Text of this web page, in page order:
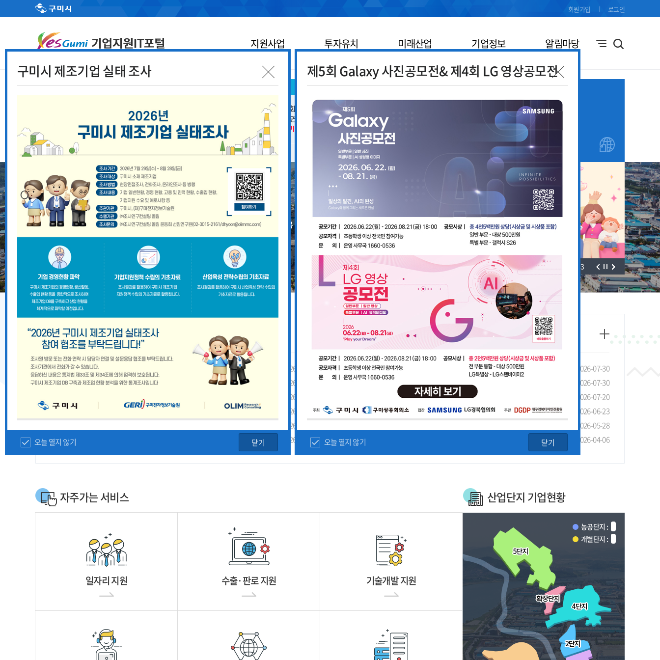
지원사업 투자유치 미래산업 기업정보 알림마당
회원가입 로그인
제5회 Galaxy 사진공모전& 제4회 LG 영상공모전
오늘 열지 않기 닫기
구미시 제조기업 실태 조사
오늘 열지 않기 닫기
기업애로
창업지원
안내
/3
기업지원 공고
2026-08-03
2026년 8월 구미시 중소기업 시설자금 융자지원 안내
2026-07-27
2026-07-10
2026-07-08
2026-07-01
경상북도 중대재해 예방 사각지대 해소 지원사업 모집공고
2026-06-26
공지사항
「2026년 구미시 제조기업 실태조사」실시 안내 및 협조 요청
2026-07-30
[장애인복지과] 장애인 고용개선 장려금 제도 안내
2026-07-30
2026년 구미시 시민안전보험 안내
2026-07-20
제5회 Galaxy 사진공모전& 제4회 LG 영상공모전 개최
2026-06-23
2026-05-28
2026년 가족친화기업 인증 신청 안내
2026-04-06
자주가는 서비스
일자리 지원 수출·판로 지원 기술개발 지원
산업단지 기업현황
농공단지 :
개별단지 :